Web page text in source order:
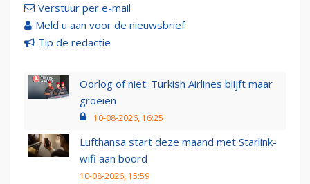
Verstuur per e-mail
Meld u aan voor de nieuwsbrief
Tip de redactie
Oorlog of niet: Turkish Airlines blijft maar
groeien
10-08-2026, 16:25
Lufthansa start deze maand met Starlink-
wifi aan boord
10-08-2026, 15:59